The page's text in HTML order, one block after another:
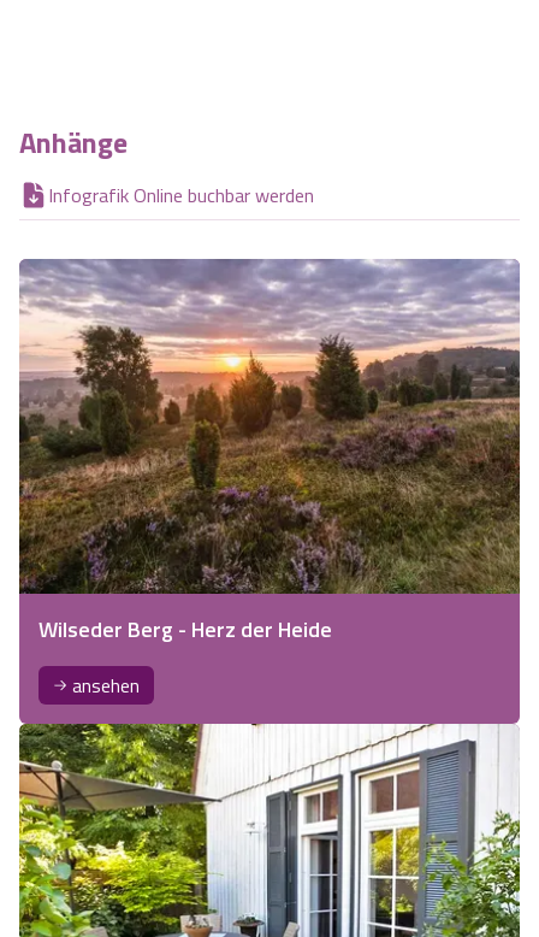
Anhänge
Infografik Online buchbar werden
Wilseder Berg - Herz der Heide
ansehen